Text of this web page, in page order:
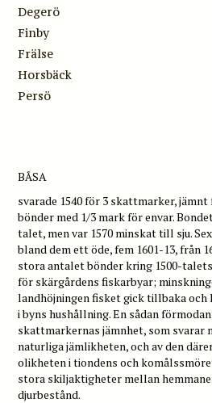
Degerö
Finby
Frälse
Horsbäck
Persö
BÅSA
svarade 1540 för 3 skattmarker,
bönder med 1/3 mark för envar.
talet, men var 1570 minskat till sju.
bland dem ett öde, fem 1601-13, från
stora antalet bönder kring 1500-
för skärgårdens fiskarbyar;
landhöjningen fisket gick tillbaka
i byns hushållning. En sådan
skattmarkernas jämnhet, som svarar
naturliga jämlikheten, och av den
olikheten i tiondens och
stora skiljaktigheter mellan
djurbestånd.